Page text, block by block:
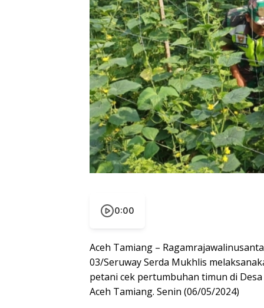
0:00
Aceh Tamiang –
03/Seruway Serda Mukhlis
petani cek pertumbuhan timun di
Aceh Tamiang. Senin (06/05/2024)